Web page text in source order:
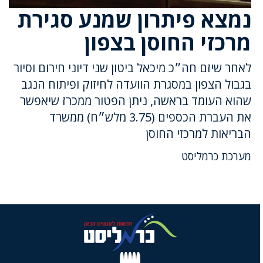
נמצא פיתרון שמנע סגירת
מרכזי החוסן בצפון
לאחר שיזם חה״כ מיכאל ביטון שני דיוני חירום וסיור
בגבול הצפון במסגרת הוועדה לחיזוק ופיתוח הנגב
שהוא העומד בראשה, ניתן הפטור ממכרז שיאפשר
את העברת הכספים (3‪.‬75 מלש״ח) ממשרד
הבריאות למרכזי החוסן
מערכת כרמליסט